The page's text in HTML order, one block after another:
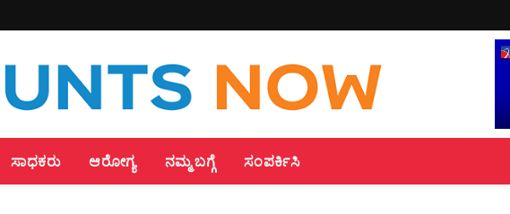
ಸಾಧಕರು ಆರೋಗ್ಯ ನಮ್ಮ ಬಗ್ಗೆ ಸಂಪರ್ಕಿಸಿ